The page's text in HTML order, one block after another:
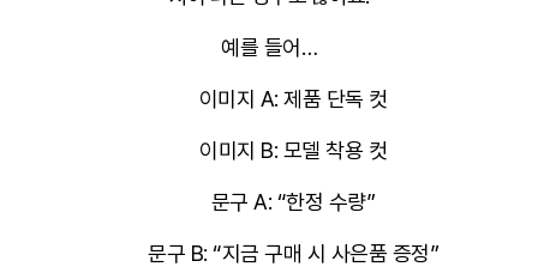
예를 들어…
이미지 A: 제품 단독 컷
이미지 B: 모델 착용 컷
문구 A: “한정 수량”
문구 B: “지금 구매 시 사은품 증정”